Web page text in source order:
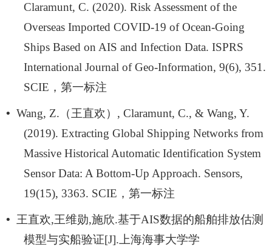
Claramunt, C. (2020). Risk Assessment of the
Overseas Imported COVID-19 of Ocean-Going
Ships Based on AIS and Infection Data. ISPRS
International Journal of Geo-Information, 9(6), 351.
SCIE ，第一标注
• Wang, Z. （王直欢） , Claramunt, C., & Wang, Y.
(2019). Extracting Global Shipping Networks from
Massive Historical Automatic Identification System
Sensor Data: A Bottom-Up Approach. Sensors,
19(15), 3363. SCIE ，第一标注
• 王直欢,王维勋,施欣.基于AIS数据的船舶排放估测
模型与实船验证[J]. 上海海事大学学